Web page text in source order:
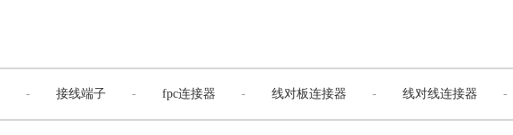
- 接线端子 - fpc连接器 - 线对板连接器 - 线对线连接器 -